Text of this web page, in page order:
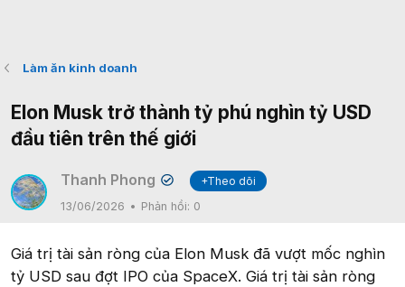
Làm ăn kinh doanh
Elon Musk trở thành tỷ phú nghìn tỷ USD
đầu tiên trên thế giới
Thanh Phong ✔
+Theo dõi
13/06/2026
Phản hồi: 0
Giá trị tài sản ròng của Elon Musk đã vượt mốc nghìn
tỷ USD sau đợt IPO của SpaceX. Giá trị tài sản ròng